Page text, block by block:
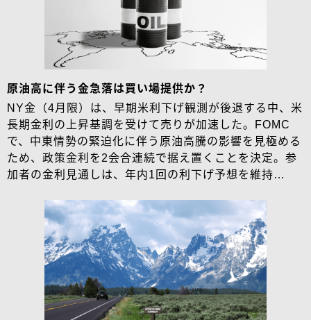
原油高に伴う金急落は買い場提供か？
NY金（4月限）は、早期米利下げ観測が後退する中、米
長期金利の上昇基調を受けて売りが加速した。FOMC
で、中東情勢の緊迫化に伴う原油高騰の影響を見極める
ため、政策金利を2会合連続で据え置くことを決定。参
加者の金利見通しは、年内1回の利下げ予想を維持…